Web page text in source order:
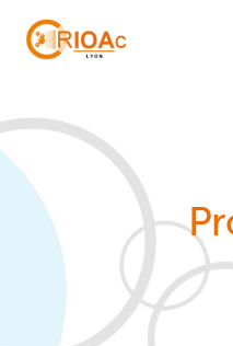
Cookies management panel